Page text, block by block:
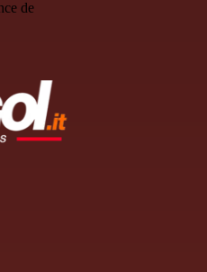
de